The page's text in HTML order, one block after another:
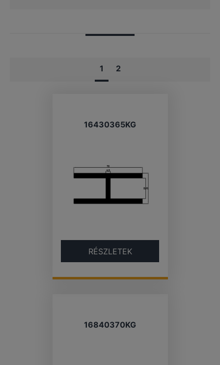
1 2
16430365KG
RÉSZLETEK
16840370KG